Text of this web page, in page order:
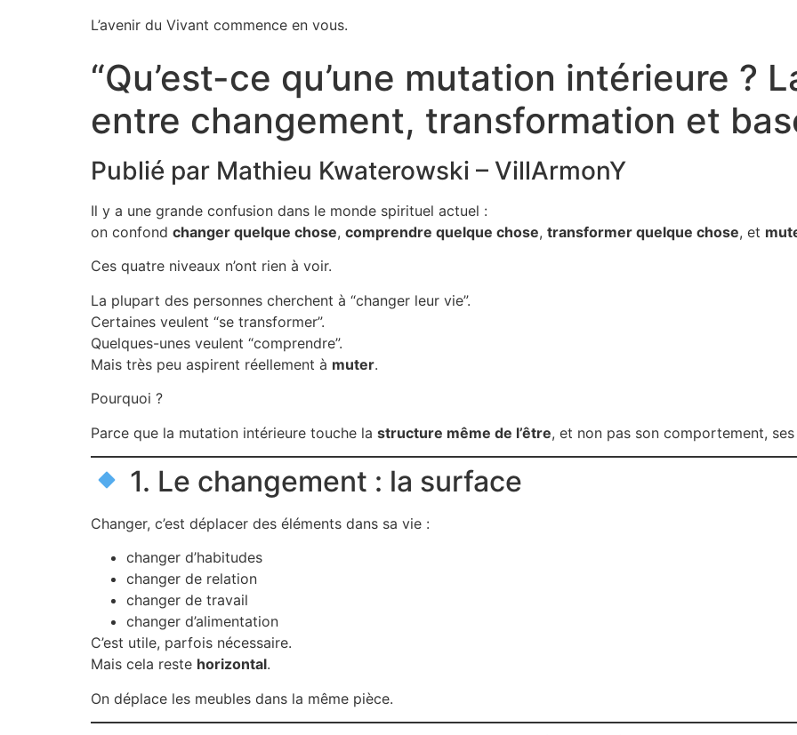
L’avenir du Vivant commence en vous.
“Qu’est-ce qu’une mutation intérieure ?
entre changement, transformation et
Publié par Mathieu Kwaterowski – VillArmonY
Il y a une grande confusion dans le monde spirituel actuel :
on confond changer quelque chose, comprendre quelque chose, transformer quelque chose, et
Ces quatre niveaux n’ont rien à voir.
La plupart des personnes cherchent à “changer leur vie”.
Certaines veulent “se transformer”.
Quelques-unes veulent “comprendre”.
Mais très peu aspirent réellement à muter.
Pourquoi ?
Parce que la mutation intérieure touche la structure même de l’être, et non pas son comportement,
1. Le changement : la surface
Changer, c’est déplacer des éléments dans sa vie :
changer d’habitudes
changer de relation
changer de travail
changer d’alimentation
C’est utile, parfois nécessaire.
Mais cela reste horizontal.
On déplace les meubles dans la même pièce.